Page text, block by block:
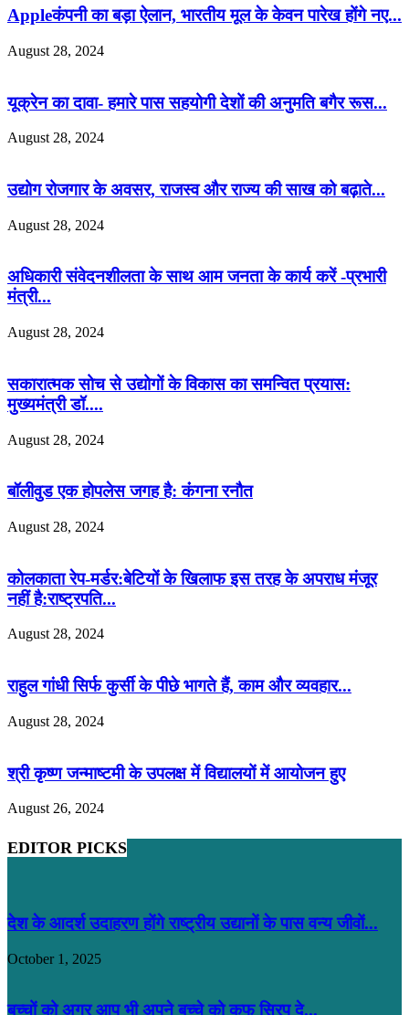
Appleकंपनी का बड़ा ऐलान, भारतीय मूल के केवन पारेख होंगे नए...
August 28, 2024
यूक्रेन का दावा- हमारे पास सहयोगी देशों की अनुमति बगैर रूस...
August 28, 2024
उद्योग रोजगार के अवसर, राजस्व और राज्य की साख को बढ़ाते...
August 28, 2024
अधिकारी संवेदनशीलता के साथ आम जनता के कार्य करें -प्रभारी
मंत्री...
August 28, 2024
सकारात्मक सोच से उद्योगों के विकास का समन्वित प्रयास:
मुख्यमंत्री डॉ....
August 28, 2024
बॉलीवुड एक होपलेस जगह है: कंंगना रनौत
August 28, 2024
कोलकाता रेप-मर्डर:बेटियों के खिलाफ इस तरह के अपराध मंजूर
नहीं है:राष्ट्रपति...
August 28, 2024
राहुल गांधी सिर्फ कुर्सी के पीछे भागते हैं, काम और व्यवहार...
August 28, 2024
श्री कृष्ण जन्माष्टमी के उपलक्ष में विद्यालयों में आयोजन हुए
August 26, 2024
EDITOR PICKS
देश के आदर्श उदाहरण होंगे राष्ट्रीय उद्यानों के पास वन्य जीवों...
October 1, 2025
बच्चों को अगर आप भी अपने बच्चे को कफ सिरप दे...